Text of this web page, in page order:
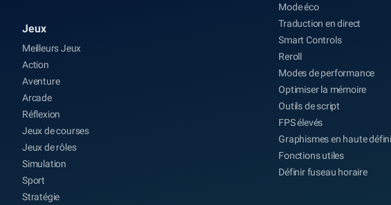
Jeux
Meilleurs Jeux
Action
Aventure
Arcade
Réflexion
Jeux de courses
Jeux de rôles
Simulation
Sport
Stratégie
Mode éco
Traduction en direct
Smart Controls
Reroll
Modes de performance
Optimiser la mémoire
Outils de script
FPS élevés
Graphismes en haute
Fonctions utiles
Définir fuseau horaire